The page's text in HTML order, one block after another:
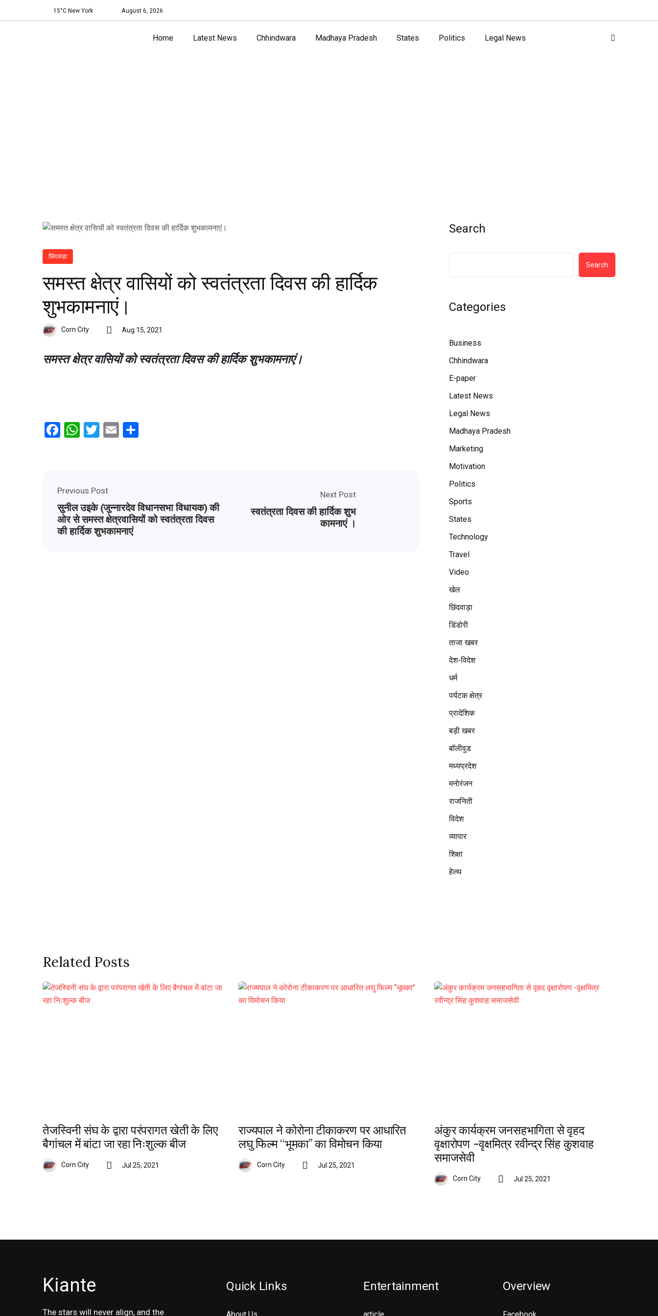
15°C New York August 6, 2026
Home Latest News Chhindwara Madhaya Pradesh States Politics Legal News
छिंदवाड़ा
समस्त क्षेत्र वासियों को स्वतंत्रता दिवस की हार्दिक
शुभकामनाएं।
Corn City Aug 15, 2021
समस्त क्षेत्र वासियों को स्वतंत्रता दिवस की हार्दिक शुभकामनाएं।
Facebook
WhatsApp
Twitter
Email
Previous Post
सुनील उइके (जुन्नारदेव विधानसभा विधायक) की
ओर से समस्त क्षेत्रवासियों को स्वतंत्रता दिवस
की हार्दिक शुभकामनाएं
Next Post
स्वतंत्रता दिवस की हार्दिक शुभ
कामनाएं ।
Search
Search
Categories
Business
Chhindwara
E-paper
Latest News
Legal News
Madhaya Pradesh
Marketing
Motivation
Politics
Sports
States
Technology
Travel
Video
खेल
छिंदवाड़ा
डिंडोरी
ताजा खबर
देश-विदेश
धर्म
पर्यटक क्षेत्र
प्रादेशिक
बड़ी खबर
बॉलीवुड
मध्यप्रदेश
मनोरंजन
राजनिती
विदेश
व्यापार
शिक्षा
हेल्थ
Related Posts
तेजस्विनी संघ के द्वारा परंपरागत खेती के लिए
बैगांचल में बांटा जा रहा निःशुल्क बीज
Corn City Jul 25, 2021
राज्यपाल ने कोरोना टीकाकरण पर आधारित
लघु फिल्म ‘‘भूमका’’ का विमोचन किया
Corn City Jul 25, 2021
अंकुर कार्यक्रम जनसहभागिता से वृहद
वृक्षारोपण -वृक्षमित्र रवीन्द्र सिंह कुशवाह
समाजसेवी
Corn City Jul 25, 2021
Kiante
The stars will never align, and the
Quick Links Entertainment Overview